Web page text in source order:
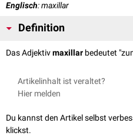
Englisch: maxillar
Definition
Das Adjektivmaxillar bedeutet
Artikelinhalt ist veraltet?
Hier melden
Du kannst den Artikel selbst
klickst.